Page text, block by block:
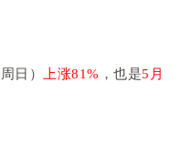
日） 上涨81% ，也是5月